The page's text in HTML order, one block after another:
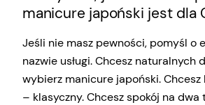
manicure japoński jest dla
Jeśli nie masz pewności, pomyśl o
nazwie usługi. Chcesz naturalnych
wybierz manicure japoński. Chcesz
– klasyczny. Chcesz spokój na